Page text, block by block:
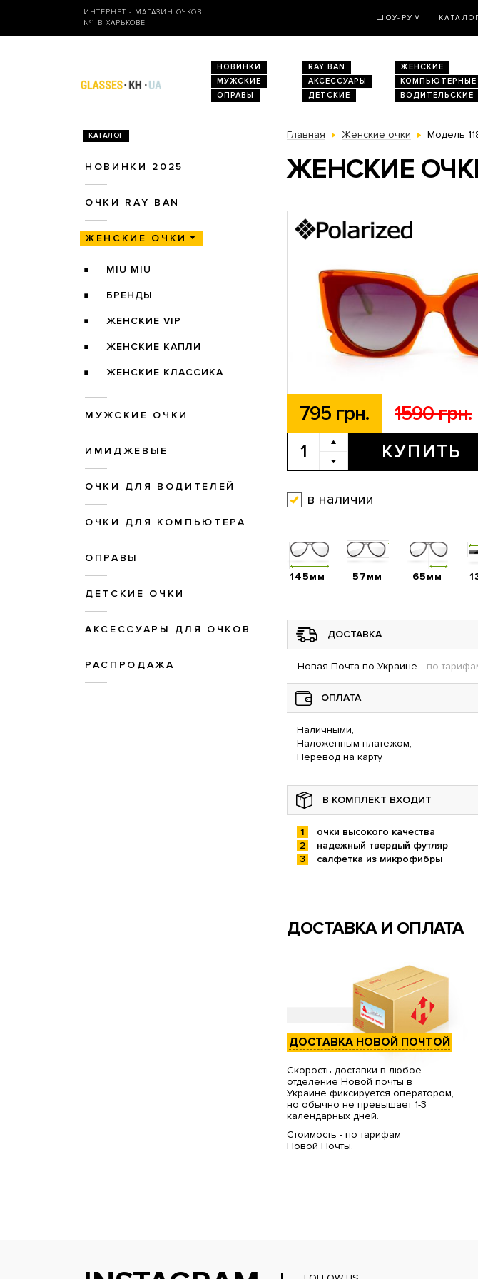
ИНТЕРНЕТ - МАГАЗИН ОЧКОВ
№1 В ХАРЬКОВЕ
ШОУ-РУМ
НОВИНКИ RAY BAN
ЖЕНСКИЕ
МУЖСКИЕ
АКСЕССУАРЫ
КОМПЬЮТЕРНЫЕ
ОПРАВЫ
ДЕТСКИЕ ВОДИТЕЛЬСКИЕ
КАТАЛОГ
НОВИНКИ 2025
ОЧКИ RAY BAN
ЖЕНСКИЕ ОЧКИ
MIU MIU
БРЕНДЫ
ЖЕНСКИЕ VIP
ЖЕНСКИЕ КАПЛИ
ЖЕНСКИЕ КЛАССИКА
МУЖСКИЕ ОЧКИ
ИМИДЖЕВЫЕ
ОЧКИ ДЛЯ ВОДИТЕЛЕЙ
ОЧКИ ДЛЯ КОМПЬЮТЕРА
ОПРАВЫ
ДЕТСКИЕ ОЧКИ
АКСЕССУАРЫ ДЛЯ ОЧКОВ
РАСПРОДАЖА
Главная Женские очки Модель
ЖЕНСКИЕ ОЧКИ
795 грн. 1590 грн.
КУПИТЬ
в наличии
145мм 57мм 65мм
ДОСТАВКА
Новая Почта по Украине по
ОПЛАТА
Наличными,
Наложенным платежом,
Перевод на карту
В КОМПЛЕКТ ВХОДИТ
очки высокого качества
надежный твердый футляр
салфетка из микрофибры
ДОСТАВКА И ОПЛАТА
ДОСТАВКА НОВОЙ ПОЧТОЙ
Скорость доставки в любое
отделение Новой почты в
Украине фиксируется оператором,
но обычно не превышает 1-3
календарных дней.
Стоимость - по тарифам
Новой Почты.